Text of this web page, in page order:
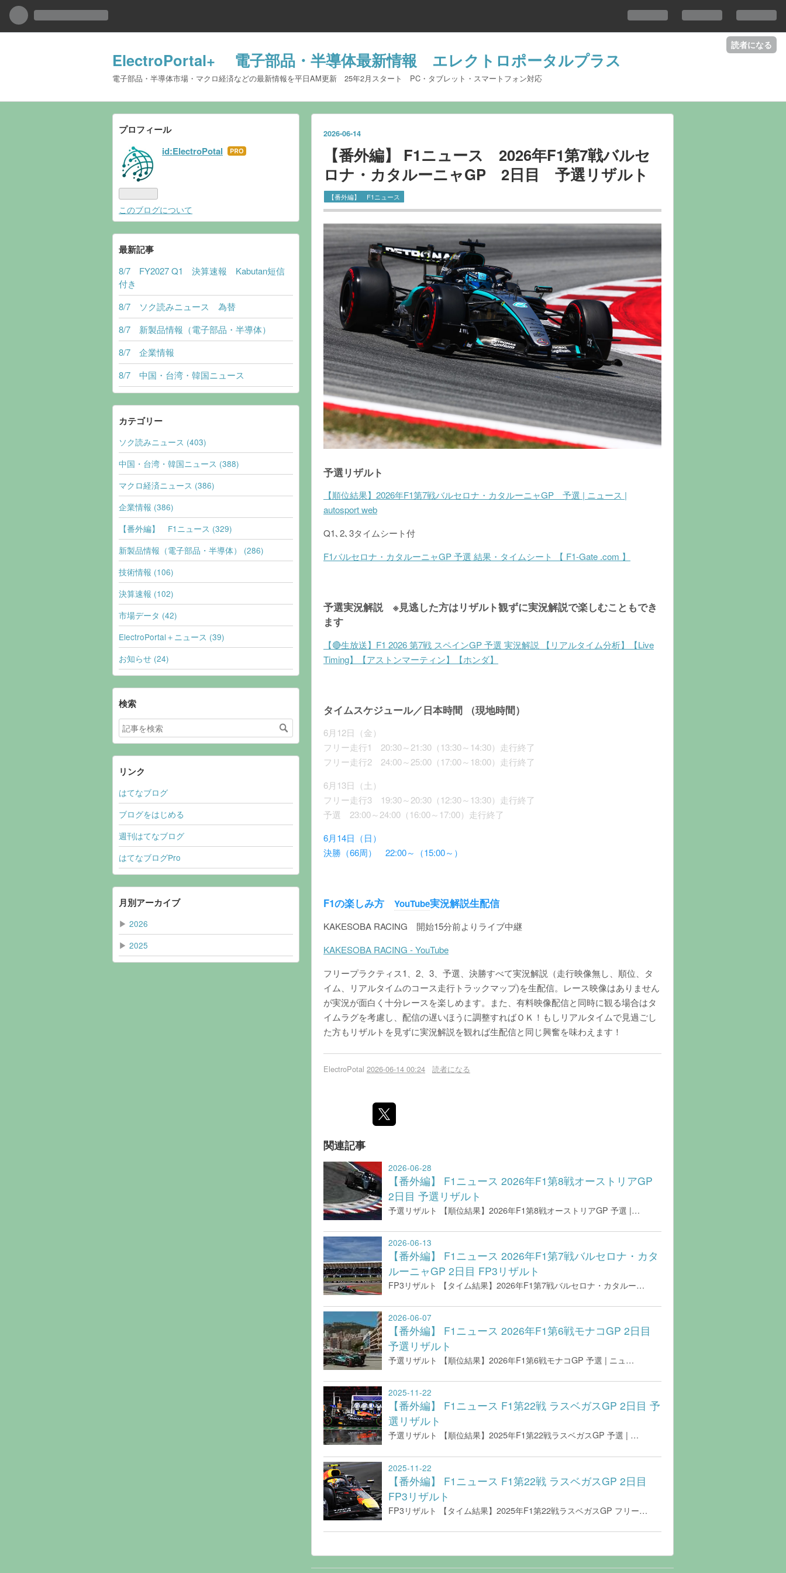
読者になる
ElectroPortal+ 電子部品・半導体最新情報 エレクトロポータルプラス
電子部品・半導体市場・マクロ経済などの最新情報を平日AM更新 25年2月スタート PC・タブレット・スマートフォン対応
2026-06-14
【番外編】 F1ニュース 2026年F1第7戦バルセ
ロナ・カタルーニャGP 2日目 予選リザルト
【番外編】 F1ニュース
予選リザルト
【順位結果】2026年F1第7戦バルセロナ・カタルーニャGP 予選 | ニュース |
autosport web
Q1､2､3タイムシート付
F1バルセロナ・カタルーニャGP 予選 結果・タイムシート 【 F1-Gate .com 】
予選実況解説 ※見逃した方はリザルト観ずに実況解説で楽しむこともでき
ます
【🔴生放送】F1 2026 第7戦 スペインGP 予選 実況解説 【リアルタイム分析】【Live
Timing】【アストンマーティン】【ホンダ】
タイムスケジュール／日本時間 （現地時間）
6月12日（金）
フリー走行1 20:30～21:30（13:30～14:30）走行終了
フリー走行2 24:00～25:00（17:00～18:00）走行終了
6月13日（土）
フリー走行3 19:30～20:30（12:30～13:30）走行終了
予選 23:00～24:00（16:00～17:00）走行終了
6月14日（日）
決勝（66周） 22:00～（15:00～）
F1の楽しみ方 YouTube実況解説生配信
KAKESOBA RACING 開始15分前よりライブ中継
KAKESOBA RACING - YouTube
フリープラクティス1、2、3、予選、決勝すべて実況解説（走行映像無し、順位、タ
イム、リアルタイムのコース走行トラックマップ)を生配信。レース映像はありません
が実況が面白く十分レースを楽しめます。また、有料映像配信と同時に観る場合はタ
イムラグを考慮し、配信の遅いほうに調整すればＯＫ！もしリアルタイムで見過ごし
た方もリザルトを見ずに実況解説を観れば生配信と同じ興奮を味わえます！
ElectroPotal 2026-06-14 00:24 読者になる
関連記事
2026-06-28
【番外編】 F1ニュース 2026年F1第8戦オーストリアGP
2日目 予選リザルト
予選リザルト 【順位結果】2026年F1第8戦オーストリアGP 予選 |…
2026-06-13
【番外編】 F1ニュース 2026年F1第7戦バルセロナ・カタ
ルーニャGP 2日目 FP3リザルト
FP3リザルト 【タイム結果】2026年F1第7戦バルセロナ・カタルー…
2026-06-07
【番外編】 F1ニュース 2026年F1第6戦モナコGP 2日目
予選リザルト
予選リザルト 【順位結果】2026年F1第6戦モナコGP 予選 | ニュ…
2025-11-22
【番外編】 F1ニュース F1第22戦 ラスベガスGP 2日目 予
選リザルト
予選リザルト 【順位結果】2025年F1第22戦ラスベガスGP 予選 | …
2025-11-22
【番外編】 F1ニュース F1第22戦 ラスベガスGP 2日目
FP3リザルト
FP3リザルト 【タイム結果】2025年F1第22戦ラスベガスGP フリー…
プロフィール
id:ElectroPotal はて
このブログについて
最新記事
8/7 FY2027 Q1 決算速報 Kabutan短信
付き
8/7 ソク読みニュース 為替
8/7 新製品情報（電子部品・半導体）
8/7 企業情報
8/7 中国・台湾・韓国ニュース
カテゴリー
ソク読みニュース (403)
中国・台湾・韓国ニュース (388)
マクロ経済ニュース (386)
企業情報 (386)
【番外編】 F1ニュース (329)
新製品情報（電子部品・半導体） (286)
技術情報 (106)
決算速報 (102)
市場データ (42)
ElectroPortal＋ニュース (39)
お知らせ (24)
検索
リンク
はてなブログ
ブログをはじめる
週刊はてなブログ
はてなブログPro
月別アーカイブ
▶ 2026
▶ 2025